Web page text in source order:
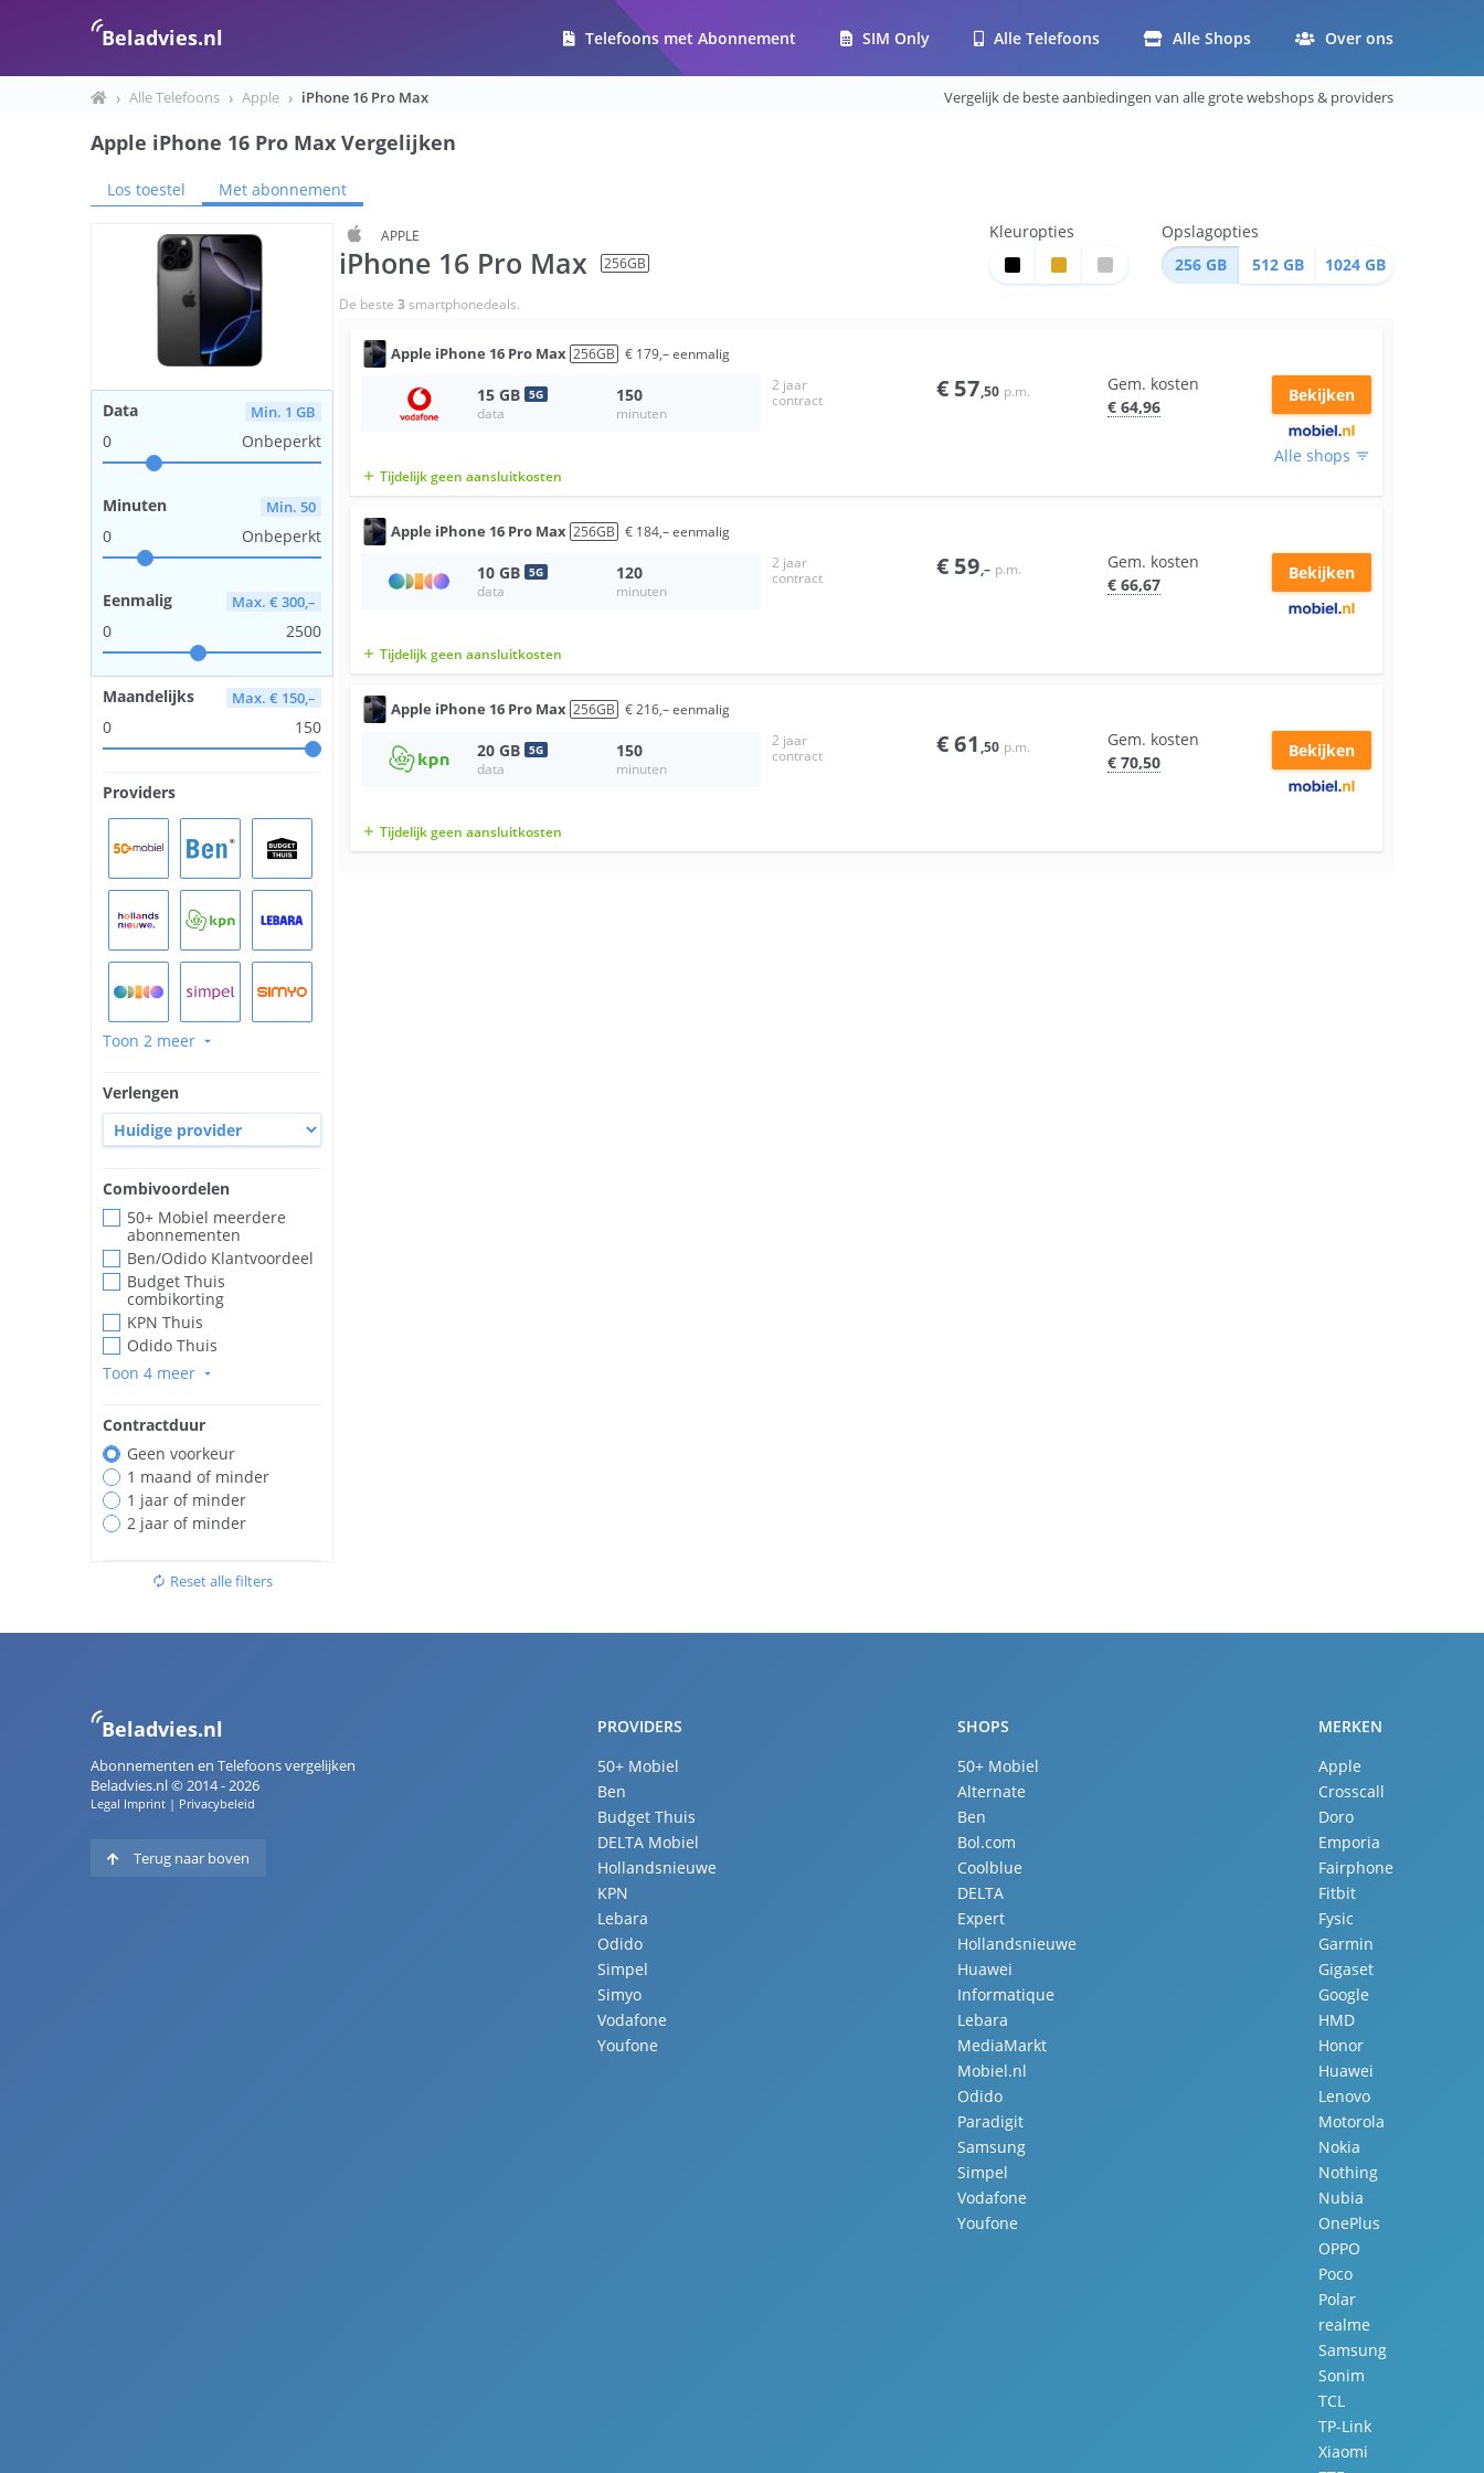
Beladvies.nl Telefoons met Abonnement SIM Only Alle Telefoons Alle Shops Over ons
› Alle Telefoons › Apple › iPhone 16 Pro Max Vergelijk de beste aanbiedingen van alle grote webshops & providers
Apple iPhone 16 Pro Max Vergelijken
Los toestel Met abonnement
Data Min. 1 GB
0 Onbeperkt
Minuten Min. 50
0 Onbeperkt
Eenmalig Max. € 300,–
0 2500
Maandelijks Max. € 150,–
0 150
Providers
Toon 2 meer arrow_drop_down
Verlengen
Combivoordelen
50+ Mobiel meerdere
abonnementen
Ben/Odido Klantvoordeel
Budget Thuis
combikorting
KPN Thuis
Odido Thuis
Toon 4 meer arrow_drop_down
Contractduur
Geen voorkeur
1 maand of minder
1 jaar of minder
2 jaar of minder
autorenew Reset alle filters
APPLE
iPhone 16 Pro Max 256GB
Kleuropties
Opslagopties
256 GB 512 GB 1024 GB
De beste 3smartphonedeals.
Apple iPhone 16 Pro Max 256GB € 179,–eenmalig
15 GB 5G
data
150
minuten
2 jaar
contract
€ 57,50 p.m.
Gem. kosten
€ 64,96
Bekijken
Alle shops filter_list
add Tijdelijk geen aansluitkosten
Apple iPhone 16 Pro Max 256GB € 184,–eenmalig
10 GB 5G
data
120
minuten
2 jaar
contract
€ 59,– p.m.
Gem. kosten
€ 66,67
Bekijken
add Tijdelijk geen aansluitkosten
Apple iPhone 16 Pro Max 256GB €216,–eenmalig
20 GB 5G
data
150
minuten
2 jaar
contract
€61,50 p.m.
Gem. kosten
€ 70,50
Bekijken
add Tijdelijk geen aansluitkosten
Beladvies.nl
Abonnementen en Telefoons vergelijken
Beladvies.nl © 2014 - 2026
Legal Imprint | Privacybeleid
Terug naar boven
PROVIDERS
50+ Mobiel
Ben
Budget Thuis
DELTA Mobiel
Hollandsnieuwe
KPN
Lebara
Odido
Simpel
Simyo
Vodafone
Youfone
SHOPS
50+ Mobiel
Alternate
Ben
Bol.com
Coolblue
DELTA
Expert
Hollandsnieuwe
Huawei
Informatique
Lebara
MediaMarkt
Mobiel.nl
Odido
Paradigit
Samsung
Simpel
Vodafone
Youfone
MERKEN
Apple
Crosscall
Doro
Emporia
Fairphone
Fitbit
Fysic
Garmin
Gigaset
Google
HMD
Honor
Huawei
Lenovo
Motorola
Nokia
Nothing
Nubia
OnePlus
OPPO
Poco
Polar
realme
Samsung
Sonim
TCL
TP-Link
Xiaomi